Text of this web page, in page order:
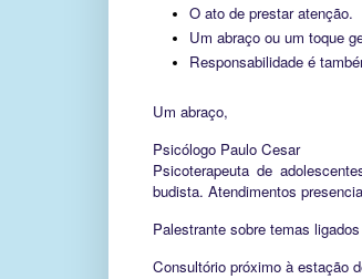
O ato de prestar atenção.
Um abraço ou um toque
Responsabilidade é
Um abraço,
Psicólogo Paulo Cesar
Psicoterapeuta de
budista. Atendimentos
Palestrante sobre temas
Consultório próximo à estação